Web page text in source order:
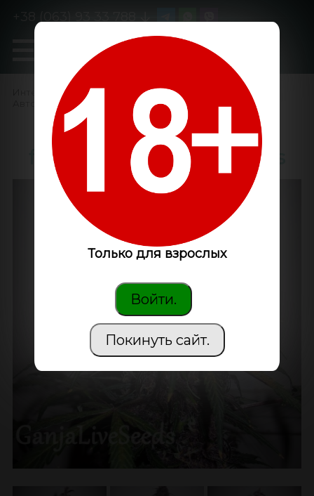
GanjaLiveSeeds
Только для взрослых
Войти.
Покинуть сайт.
Интернет-магазин Семена конопли
Автоцветущие феминизированные/
Auto Bloody Skunk
feminised GanjaLiveSeeds